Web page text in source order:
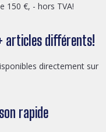
150 €, - hors TVA!
articles différents!
directement sur
rapide